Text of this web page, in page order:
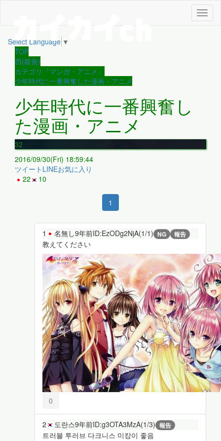
メ
ニ
Select Language ▼
TOP
西(親善)
カテゴリ『マンガ・アニメ』
少年時代に一番興奮した漫画・アニメ
少年時代に一番興奮し
た漫画・アニメ
32
2016/09/30(Fri) 18:59:44
ツイート LINEお気に入り
22
10
1
1 名無し9年前ID:EzODg2NjA(1/1) NG 報告
教えてください
0
2 도란스9年前ID:g3OTA3MzA(1/3) 報告
트러블 투러브 다크니스 미캉이 좋음